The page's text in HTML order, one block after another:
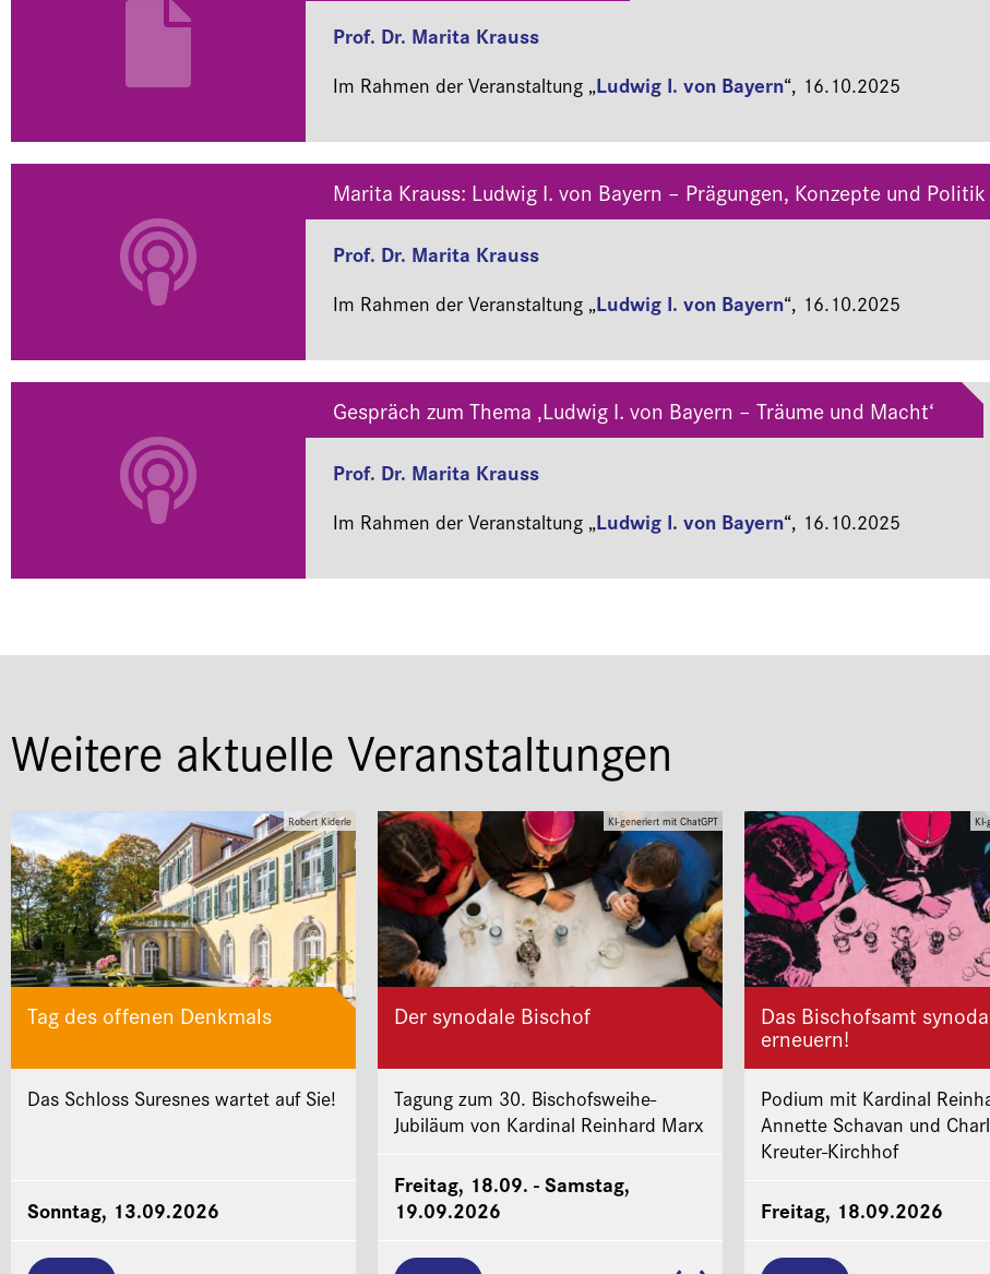
Prof. Dr. Marita Krauss
Im Rahmen der Veranstaltung „Ludwig I. von Bayern“, 16.10.2025
Marita Krauss: Ludwig I. von Bayern – Prägungen, Konzepte und
Prof. Dr. Marita Krauss
Im Rahmen der Veranstaltung „Ludwig I. von Bayern“, 16.10.2025
Gespräch zum Thema ‚Ludwig I. von Bayern – Träume und Macht‘
Prof. Dr. Marita Krauss
Im Rahmen der Veranstaltung „Ludwig I. von Bayern“, 16.10.2025
Weitere aktuelle Veranstaltungen
Robert Kiderle
Tag des offenen Denkmals
Das Schloss Suresnes wartet auf Sie!
Sonntag, 13.09.2026
KI-generiert mit ChatGPT
Der synodale Bischof
Tagung zum 30. Bischofsweihe-
Jubiläum von Kardinal Reinhard Marx
Freitag, 18.09. - Samstag,
19.09.2026
KI-
Das Bischofsamt
erneuern!
Podium mit Kardinal
Annette Schavan und
Kreuter-Kirchhof
Freitag, 18.09.2026